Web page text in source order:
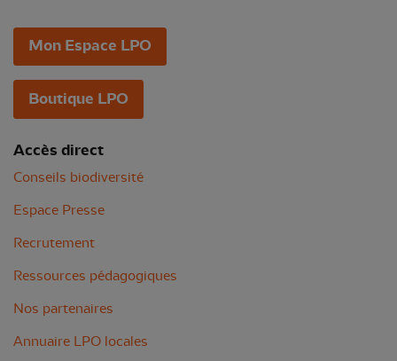
Mon Espace LPO
Boutique LPO
Accès direct
Conseils biodiversité
Espace Presse
Recrutement
Ressources pédagogiques
Nos partenaires
Annuaire LPO locales